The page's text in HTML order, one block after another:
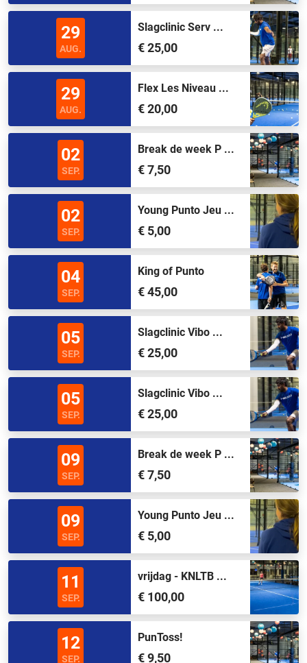
29
AUG.
Slagclinic Serv ...
€ 25,00
29
AUG.
Flex Les Niveau ...
€ 20,00
02
SEP.
Break de week P ...
€ 7,50
02
SEP.
Young Punto Jeu ...
€ 5,00
04
SEP.
King of Punto
€ 45,00
05
SEP.
Slagclinic Vibo ...
€ 25,00
05
SEP.
Slagclinic Vibo ...
€ 25,00
09
SEP.
Break de week P ...
€ 7,50
09
SEP.
Young Punto Jeu ...
€ 5,00
11
SEP.
vrijdag - KNLTB ...
€ 100,00
12
SEP.
PunToss!
€ 9,50